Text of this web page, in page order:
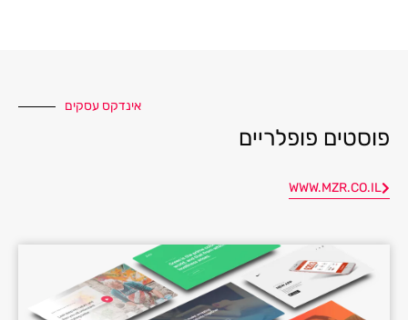
אינדקס עסקים
פוסטים פופלריים
WWW.MZR.CO.IL